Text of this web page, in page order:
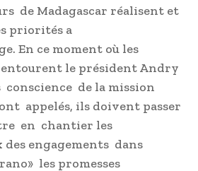
de Madagascar réalisent et
priorités a
En ce moment où les
le président Andry
de la mission
appelés, ils doivent passer
en chantier les
engagements dans
les promesses